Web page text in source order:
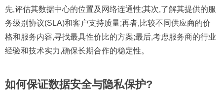
先,评估其数据中心的位置及网络连通性;其次,了解其提供的服
务级别协议(SLA)和客户支持质量;再者,比较不同供应商的价
格和服务内容,寻找最具性价比的方案;最后,考虑服务商的行业
经验和技术实力,确保长期合作的稳定性。
如何保证数据安全与隐私保护?